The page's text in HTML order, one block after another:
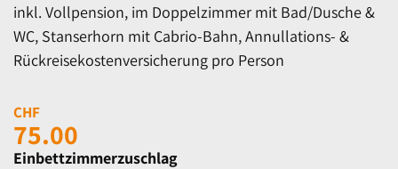
inkl. Vollpension, im Doppelzimmer mit Bad/Dusche &
WC, Stanserhorn mit Cabrio-Bahn, Annullations- &
Rückreisekostenversicherung pro Person
CHF
75.00
Einbettzimmerzuschlag